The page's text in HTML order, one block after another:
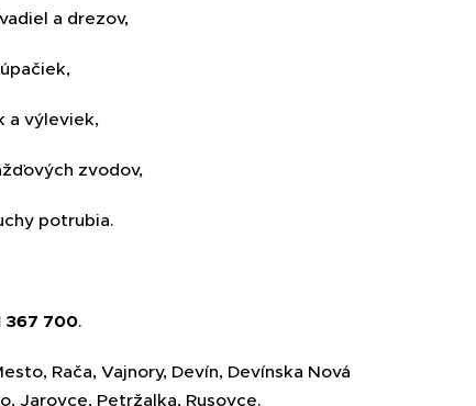
a drezov,
a výleviek,
zvodov,
potrubia.
367 700.
Rača, Vajnory, Devín, Devínska Nová
Jarovce, Petržalka, Rusovce.